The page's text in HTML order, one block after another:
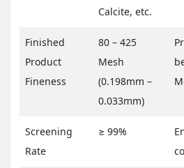
Calcite, etc.
Finished
Product
Fineness
80 – 425
Mesh
(0.198mm –
0.033mm)
Screening
Rate
≥ 99%